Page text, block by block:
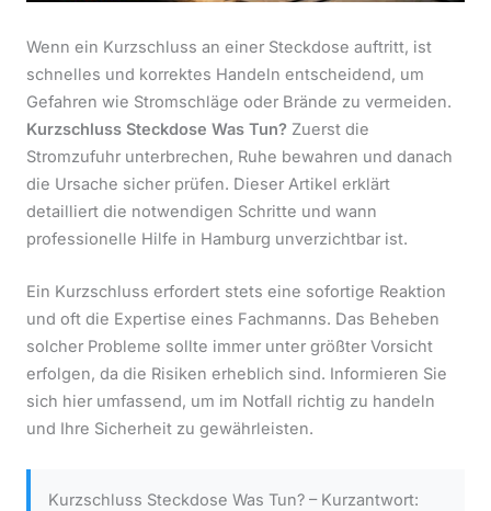
Wenn ein Kurzschluss an einer Steckdose auftritt, ist
schnelles und korrektes Handeln entscheidend, um
Gefahren wie Stromschläge oder Brände zu vermeiden.
Kurzschluss Steckdose Was Tun? Zuerst die
Stromzufuhr unterbrechen, Ruhe bewahren und danach
die Ursache sicher prüfen. Dieser Artikel erklärt
detailliert die notwendigen Schritte und wann
professionelle Hilfe in Hamburg unverzichtbar ist.
Ein Kurzschluss erfordert stets eine sofortige Reaktion
und oft die Expertise eines Fachmanns. Das Beheben
solcher Probleme sollte immer unter größter Vorsicht
erfolgen, da die Risiken erheblich sind. Informieren Sie
sich hier umfassend, um im Notfall richtig zu handeln
und Ihre Sicherheit zu gewährleisten.
Kurzschluss Steckdose Was Tun? – Kurzantwort: